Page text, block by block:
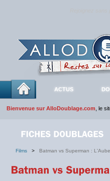
ACTUS
Bienvenue sur AlloDoublage.com , le
Films > Batman vs Superman :